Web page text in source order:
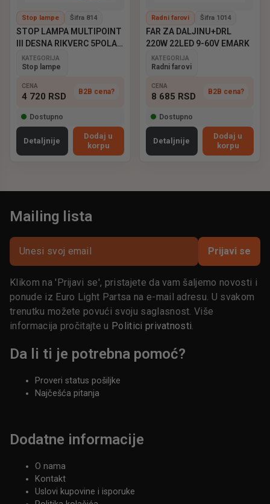
Stop lampe Šifra 814
STOP LAMPA MULTIPOINT
III DESNA RIKVERC 5POLA
ASPOCK
KATEGORIJA
Stop lampe
CENA
4 720 RSD B2B cena?
Dostupno
Detaljnije
Dodaj u
korpu
Radni farovi Šifra 1014
FAR ZA DALJINU+DRL
220W 22LED 9-60V EMARK
KATEGORIJA
Radni farovi
CENA
8 685 RSD B2B cena?
Dostupno
Detaljnije
Dodaj u
korpu
Mailing lista
Prijavi se
Klikom na 'Prijavi se', pristajete da vam šaljemo novosti i
ponude iz Euro Light Partsa na e-mail adresu. U svakom
trenutku možete povući svoju saglasnost. Više
informacija pročitajte u Politici privatnosti.
Da li ti je potrebna pomoć?
Proveri status pošiljke
Najčešća pitanja
Dodatne informacije
O nama
Kontakt
Uslovi kupovine i isporuke